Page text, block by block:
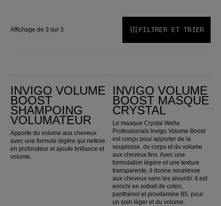
Affichage de 3 sur 3 FILTRER ET TRIER
INVIGO VOLUME
BOOST
SHAMPOING
VOLUMATEUR
Apporte du volume aux cheveux
avec une formule légère qui nettoie
en profondeur et ajoute brillance et
volume.
INVIGO VOLUME
BOOST MASQUE
CRYSTAL
Le masque Crystal Wella
Professionals Invigo Volume Boost
est conçu pour apporter de la
souplesse, du corps et du volume
aux cheveux fins. Avec une
formulation légère et une texture
transparente, il donne souplesse
aux cheveux sans les alourdir. Il est
enrichi en extrait de coton,
panthénol et provitamine B5, pour
un soin léger et du volume.